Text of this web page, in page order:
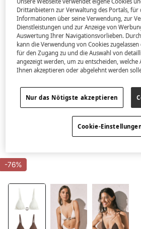
-76%
Drittanbietern zur Verwaltung des Portals, für
Informationen über seine Verwendung, zur
Dienstleistungen und zur Anzeige von
Auswertung Ihrer Navigationsvorlieben.
kann die Verwendung von Cookies
für den Zugang zu und die Auswahl von
angezeigt werden, um zu entscheiden, welche
Ihnen akzeptieren oder abgelehnt werden
Nur das Nötigste akzeptieren
Cookie-